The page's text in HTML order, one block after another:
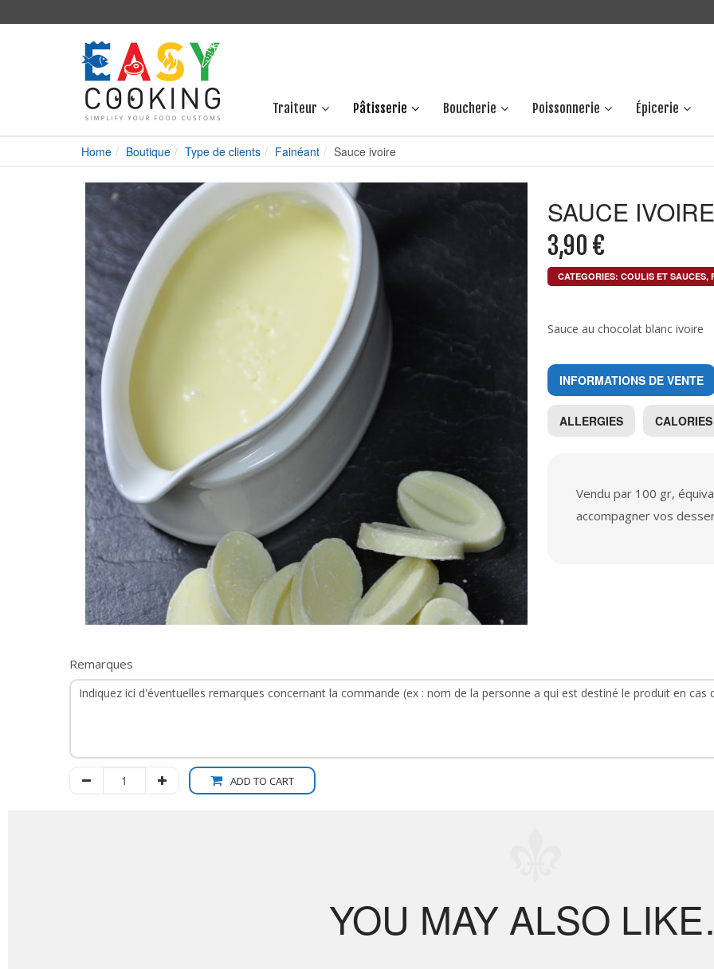
Traiteur Pâtisserie Boucherie Poissonnerie Épicerie
Home Boutique Type de clients Fainéant Sauce ivoire
SAUCE IVOIRE
3,90 €
CATEGORIES: COULIS ET SAUCES,
Sauce au chocolat blanc ivoire
INFORMATIONS DE VENTE
ALLERGIES CALORIES
Vendu par 100 gr,
accompagner vos
Remarques
ADD TO CART
YOU MAY ALSO